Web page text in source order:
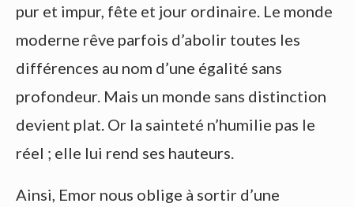
pur et impur, fête et jour ordinaire. Le monde
moderne rêve parfois d’abolir toutes les
différences au nom d’une égalité sans
profondeur. Mais un monde sans distinction
devient plat. Or la sainteté n’humilie pas le
réel ; elle lui rend ses hauteurs.
Ainsi, Emor nous oblige à sortir d’une